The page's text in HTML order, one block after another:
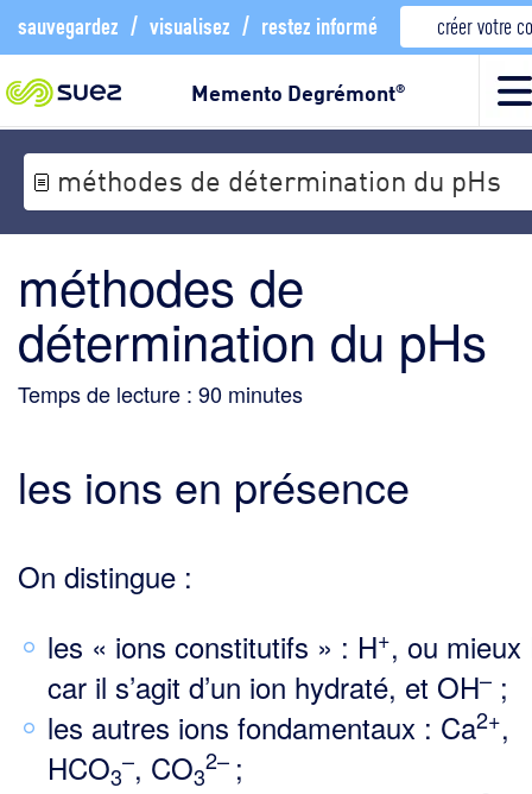
sauvegardez / visualisez / restez informé créer votre
Memento Degrémont®
méthodes de détermination du pHs
méthodes de
détermination du pHs
Temps de lecture : 90 minutes
les ions en présence
On distingue :
les « ions constitutifs » : H+, ou mieux
car il s’agit d’un ion hydraté, et OH– ;
les autres ions fondamentaux : Ca2+,
HCO3
–, CO3
2– ;